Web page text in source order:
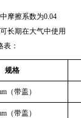
摩擦系数为0.04
长期在大气中使用
表：
规格
（带盖）
（带盖）